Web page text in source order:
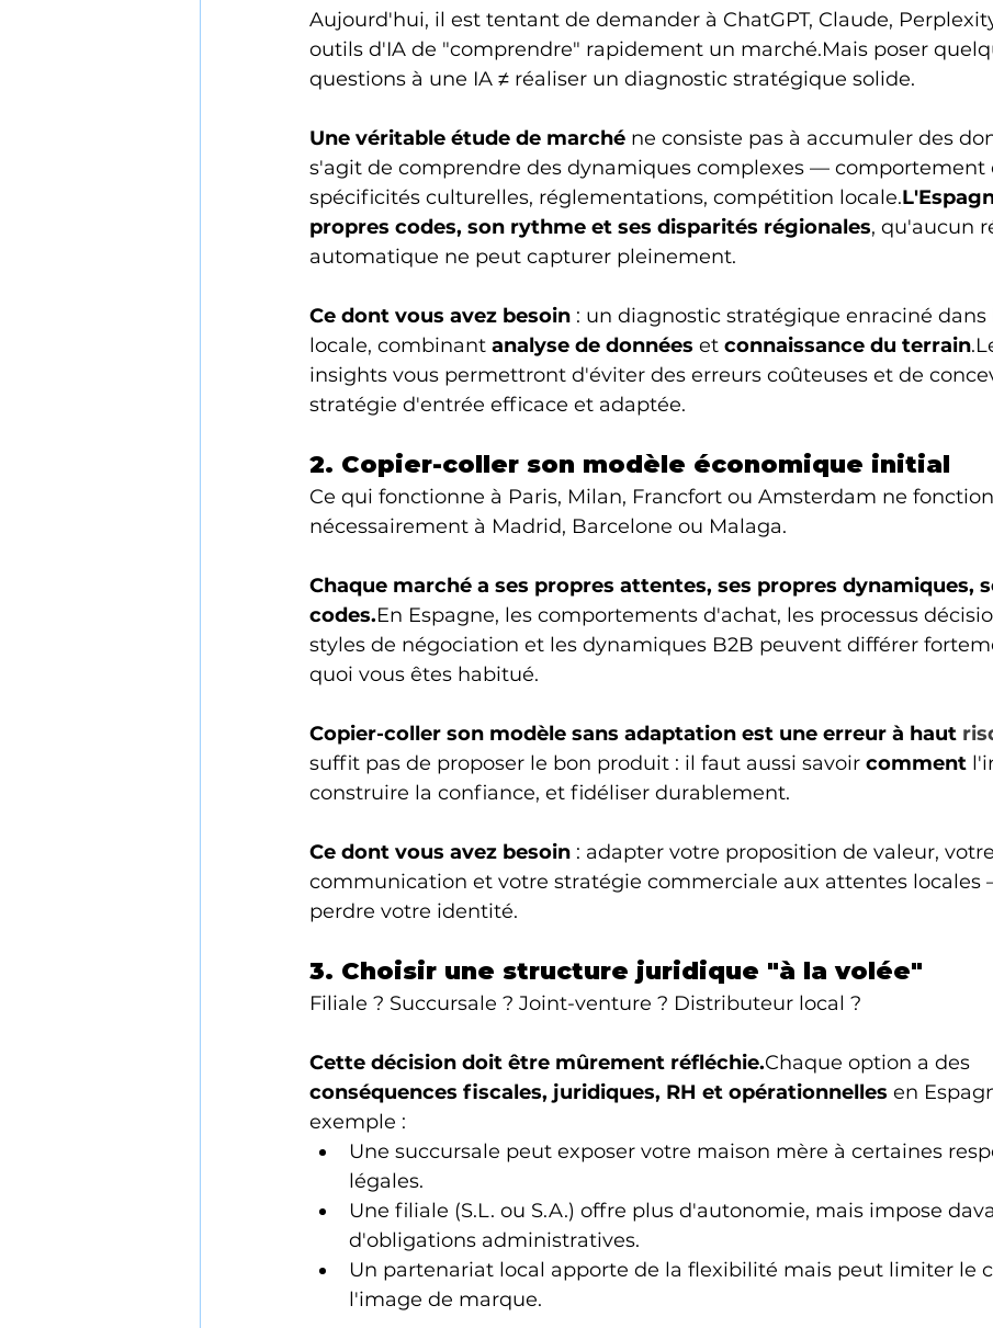
Aujourd'hui, il est tentant de demander à ChatGPT, Claude,
outils d'IA de "comprendre" rapidement un marché.Mais poser
questions à une IA ≠ réaliser un diagnostic stratégique solide.
Une véritable étude de marché ne consiste pas à accumuler des
s'agit de comprendre des dynamiques complexes — comportement
spécificités culturelles, réglementations, compétition locale.
propres codes, son rythme et ses disparités régionales, qu'aucun
automatique ne peut capturer pleinement.
Ce dont vous avez besoin : un diagnostic stratégique enraciné dans
locale, combinant analyse de données et connaissance du terrain
insights vous permettront d'éviter des erreurs coûteuses et de
stratégie d'entrée efficace et adaptée.
2. Copier-coller son modèle économique initial
Ce qui fonctionne à Paris, Milan, Francfort ou Amsterdam ne
nécessairement à Madrid, Barcelone ou Malaga.
Chaque marché a ses propres attentes, ses propres dynamiques,
codes.En Espagne, les comportements d'achat, les processus
styles de négociation et les dynamiques B2B peuvent différer
quoi vous êtes habitué.
Copier-coller son modèle sans adaptation est une erreur à haut
suffit pas de proposer le bon produit : il faut aussi savoir comment
construire la confiance, et fidéliser durablement.
Ce dont vous avez besoin : adapter votre proposition de valeur, votre
communication et votre stratégie commerciale aux attentes locales
perdre votre identité.
3. Choisir une structure juridique "à la volée"
Filiale ? Succursale ? Joint-venture ? Distributeur local ?
Cette décision doit être mûrement réfléchie.Chaque option a des
conséquences fiscales, juridiques, RH et opérationnelles en
exemple :
Une succursale peut exposer votre maison mère à certaines
légales.
Une filiale (S.L. ou S.A.) offre plus d'autonomie, mais impose
d'obligations administratives.
Un partenariat local apporte de la flexibilité mais peut limiter le
l'image de marque.